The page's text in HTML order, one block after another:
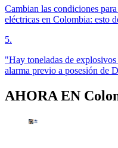
Cambian las condiciones
eléctricas en Colombia: esto
5.
"Hay toneladas de
alarma previo a posesión de
AHORA EN